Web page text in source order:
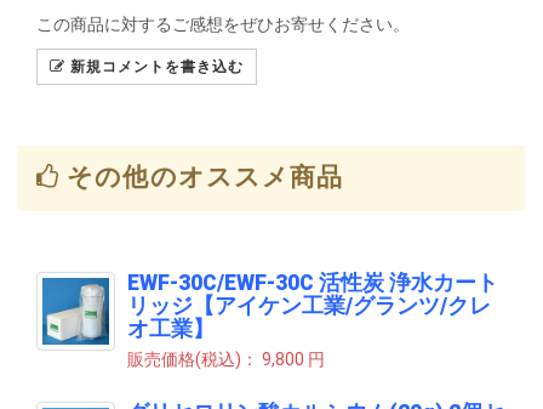
この商品に対するご感想をぜひお寄せください。
新規コメントを書き込む
その他のオススメ商品
EWF-30C/EWF-30C 活性炭 浄水カート
リッジ【アイケン工業/グランツ/クレ
オ工業】
販売価格(税込)： 9,800 円